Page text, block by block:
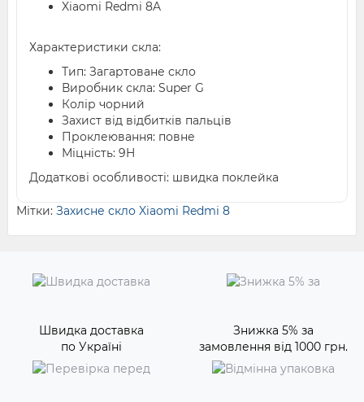
Xiaomi Redmi 8A
Характеристики скла:
Тип: Загартоване скло
Виробник скла: Super G
Колір чорний
Захист від відбитків пальців
Проклеювання: повне
Міцність: 9H
Додаткові особливості: швидка поклейка
Мітки: Захисне скло Xiaomi Redmi 8
Швидка доставка
по Україні
Знижка 5% за
замовлення від 1000 грн.